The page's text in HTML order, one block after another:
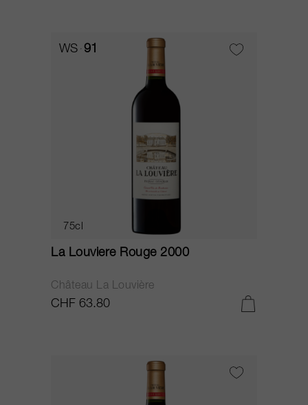
WS 91
75cl
La Louviere Rouge 2000
Château La Louvière
CHF 63.80